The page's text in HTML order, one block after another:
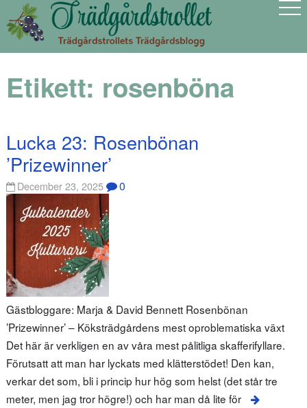
Etikett: rosenböna
Lucka 23: Rosenbönan
’Prizewinner’
December 23, 2025 0
Gästbloggare: Marja & David Bennett Rosenbönan
’Prizewinner’ – Köksträdgårdens mest oproblematiska växt
Det här är verkligen en av våra mest pålitliga skafferifyllare.
Förutsatt att man har lyckats med klätterstödet! Den kan,
verkar det som, bli i princip hur hög som helst (det står tre
meter, men jag tror högre!) och har man då lite för